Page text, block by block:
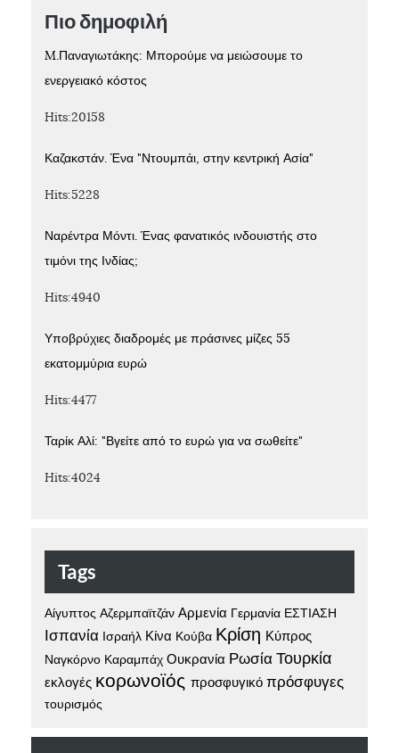
Πιο δημοφιλή
M.Παναγιωτάκης: Μπορούμε να μειώσουμε το
ενεργειακό κόστος
Hits:20158
Καζακστάν. Ένα "Ντουμπάι, στην κεντρική Ασία"
Hits:5228
Ναρέντρα Μόντι. Ένας φανατικός ινδουιστής στο
τιμόνι της Ινδίας;
Hits:4940
Υποβρύχιες διαδρομές με πράσινες μίζες 55
εκατομμύρια ευρώ
Hits:4477
Ταρίκ Αλί: "Βγείτε από το ευρώ για να σωθείτε"
Hits:4024
Tags
Αίγυπτος Αζερμπαϊτζάν Αρμενία Γερμανία ΕΣΤΙΑΣΗ
Ισπανία Ισραήλ Κίνα Κούβα Κρίση Κύπρος
Ναγκόρνο Καραμπάχ Ουκρανία ΡωσίαΤουρκία
εκλογές κορωνοϊός προσφυγικό πρόσφυγες
τουρισμός